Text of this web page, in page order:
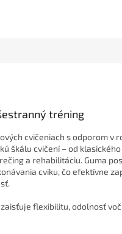
tréning
cvičeniach s odporom v
škálu cvičení – od klasického
a rehabilitáciu. Guma
cviku, čo efektívne
flexibilitu, odolnosť